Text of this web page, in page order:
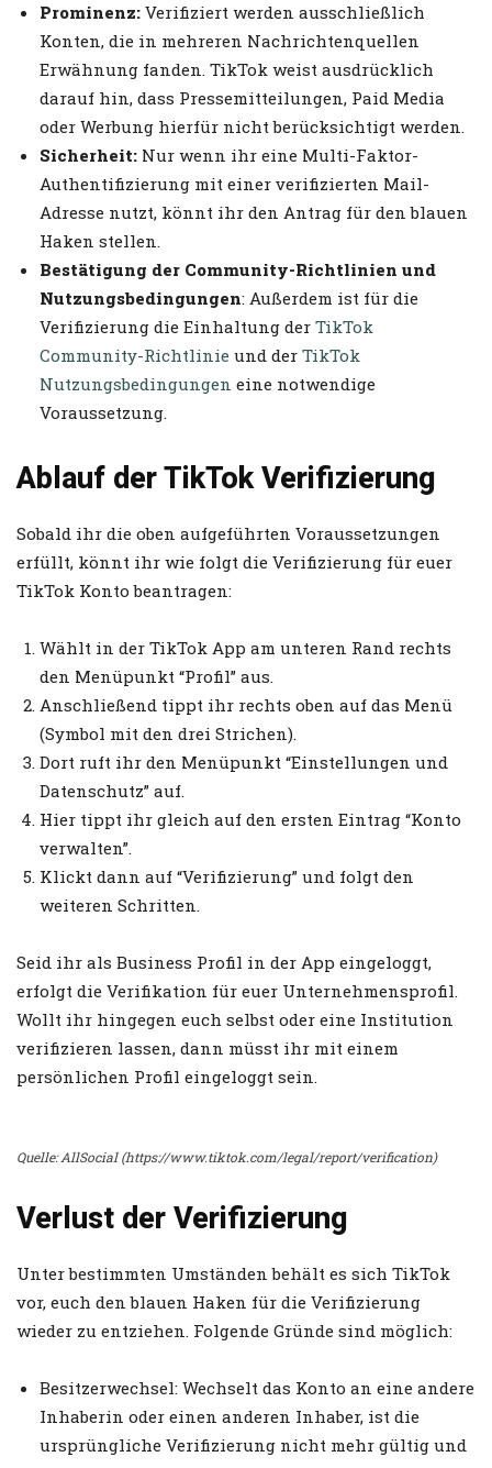
Prominenz: Verifiziert werden ausschließlich
Konten, die in mehreren Nachrichtenquellen
Erwähnung fanden. TikTok weist ausdrücklich
darauf hin, dass Pressemitteilungen, Paid Media
oder Werbung hierfür nicht berücksichtigt werden.
Sicherheit: Nur wenn ihr eine Multi-Faktor-
Authentifizierung mit einer verifizierten Mail-
Adresse nutzt, könnt ihr den Antrag für den blauen
Haken stellen.
Bestätigung der Community-Richtlinien und
Nutzungsbedingungen: Außerdem ist für die
Verifizierung die Einhaltung der TikTok
Community-Richtlinie und der TikTok
Nutzungsbedingungen eine notwendige
Voraussetzung.
Ablauf der TikTok Verifizierung
Sobald ihr die oben aufgeführten Voraussetzungen
erfüllt, könnt ihr wie folgt die Verifizierung für euer
TikTok Konto beantragen:
Wählt in der TikTok App am unteren Rand rechts
den Menüpunkt “Profil” aus.
Anschließend tippt ihr rechts oben auf das Menü
(Symbol mit den drei Strichen).
Dort ruft ihr den Menüpunkt “Einstellungen und
Datenschutz” auf.
Hier tippt ihr gleich auf den ersten Eintrag “Konto
verwalten”.
Klickt dann auf “Verifizierung” und folgt den
weiteren Schritten.
Seid ihr als Business Profil in der App eingeloggt,
erfolgt die Verifikation für euer Unternehmensprofil.
Wollt ihr hingegen euch selbst oder eine Institution
verifizieren lassen, dann müsst ihr mit einem
persönlichen Profil eingeloggt sein.
Quelle: AllSocial (https://www.tiktok.com/legal/report/verification)
Verlust der Verifizierung
Unter bestimmten Umständen behält es sich TikTok
vor, euch den blauen Haken für die Verifizierung
wieder zu entziehen. Folgende Gründe sind möglich:
Besitzerwechsel: Wechselt das Konto an eine andere
Inhaberin oder einen anderen Inhaber, ist die
ursprüngliche Verifizierung nicht mehr gültig und